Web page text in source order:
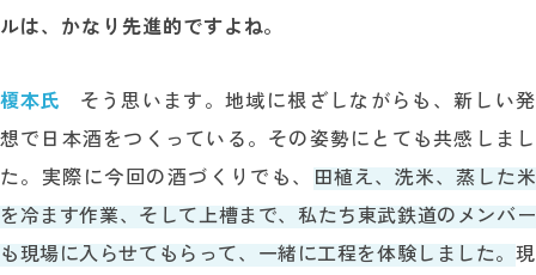
ルは、かなり先進的ですよね。
榎本氏 そう思います。地域に根ざしながらも、新しい発
想で日本酒をつくっている。その姿勢にとても共感しまし
た。実際に今回の酒づくりでも、 田植え、洗米、蒸した米
を冷ます作業、そして上槽まで、私たち東武鉄道のメンバー
も現場に入らせてもらって、一緒に工程を体験しました。現